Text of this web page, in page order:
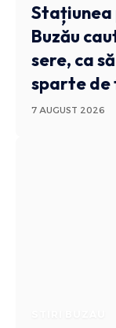
Stațiunea
Buzău
sere, ca
sparte de
7 AUGUST 2026